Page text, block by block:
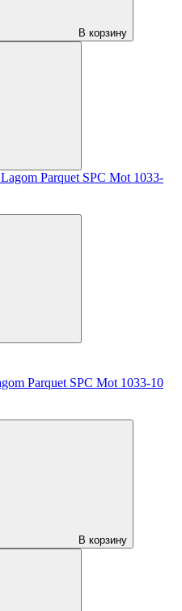
В корзину
Parquet SPC Mot 1033-10
В корзину